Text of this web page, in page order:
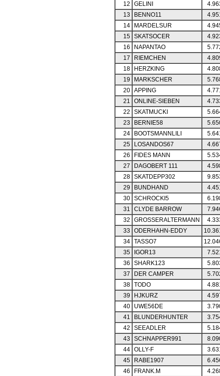
12
GELINI
13
BENNO11
14
MARDELSUR
15
SKATSOCER
16
NAPANTAO
17
RIEMCHEN
18
HERZKING
19
MARKSCHER
20
APPING
21
ONLINE-SIEBEN
22
SKATMUCKI
23
BERNIE58
24
BOOTSMANNLILI
25
LOSANDOS67
26
FIDES MANN
27
DAGOBERT 111
28
SKATDEPP302
29
BUNDHAND
30
SCHROCKI5
31
CLYDE BARROW
32
GROSSERALTERMANN
33
ODERHAHN-EDDY
34
TASSO7
35
IGOR13
36
SHARK123
37
DER CAMPER
38
TODO
39
HJKURZ
40
UWE56DE
41
BLUNDERHUNTER
42
SEEADLER
43
SCHNAPPER991
44
OLLY-F
45
RABE1907
46
FRANK.M